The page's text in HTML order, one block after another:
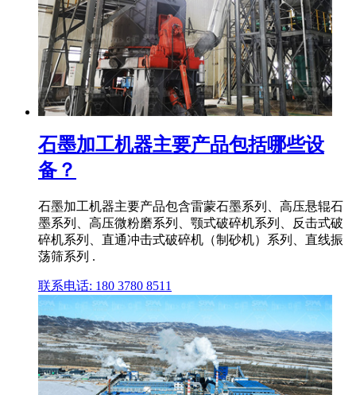
石墨加工机器主要产品包括哪些设
备？
石墨加工机器主要产品包含雷蒙石墨系列、高压悬辊石
墨系列、高压微粉磨系列、颚式破碎机系列、反击式破
碎机系列、直通冲击式破碎机（制砂机）系列、直线振
荡筛系列 .
联系电话: 180 3780 8511